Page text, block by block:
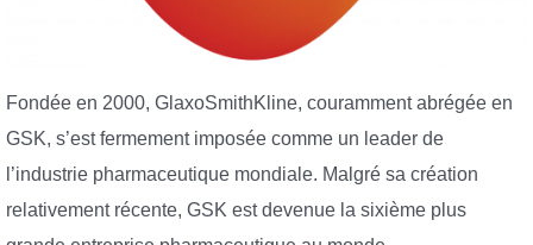
Fondée en 2000, GlaxoSmithKline, couramment abrégée en
GSK, s’est fermement imposée comme un leader de
l’industrie pharmaceutique mondiale. Malgré sa création
relativement récente, GSK est devenue la sixième plus